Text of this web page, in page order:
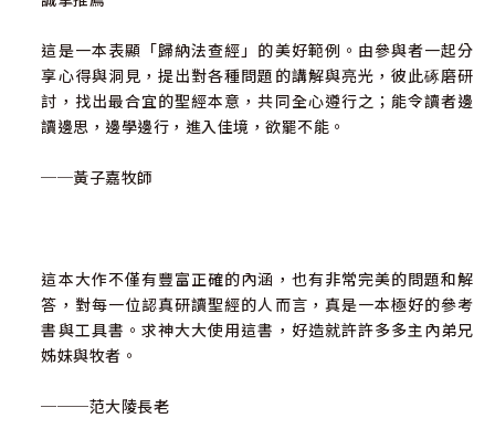
這是一本表顯「歸納法查經」的美好範例。由參與者一起分
享心得與洞見，提出對各種問題的講解與亮光，彼此硺磨研
討，找出最合宜的聖經本意，共同全心遵行之；能令讀者邊
讀邊思，邊學邊行，進入佳境，欲罷不能。
──黃子嘉牧師
這本大作不僅有豐富正確的內涵，也有非常完美的問題和解
答，對每一位認真研讀聖經的人而言，真是一本極好的參考
書與工具書。求神大大使用這書，好造就許許多多主內弟兄
姊妹與牧者。
───范大陵長老